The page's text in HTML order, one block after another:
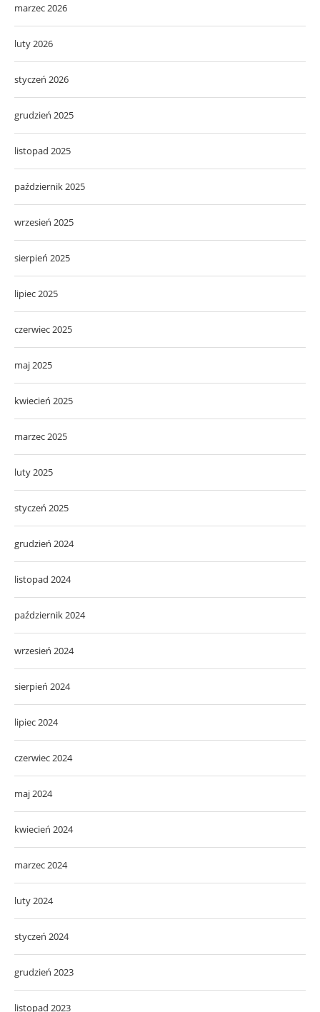
marzec 2026
luty 2026
styczeń 2026
grudzień 2025
listopad 2025
październik 2025
wrzesień 2025
sierpień 2025
lipiec 2025
czerwiec 2025
maj 2025
kwiecień 2025
marzec 2025
luty 2025
styczeń 2025
grudzień 2024
listopad 2024
październik 2024
wrzesień 2024
sierpień 2024
lipiec 2024
czerwiec 2024
maj 2024
kwiecień 2024
marzec 2024
luty 2024
styczeń 2024
grudzień 2023
listopad 2023